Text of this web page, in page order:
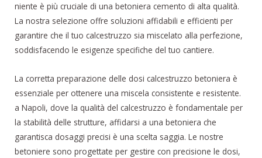
niente è più cruciale di una betoniera cemento di alta qualità.
La nostra selezione offre soluzioni affidabili e efficienti per
garantire che il tuo calcestruzzo sia miscelato alla perfezione,
soddisfacendo le esigenze specifiche del tuo cantiere.
La corretta preparazione delle dosi calcestruzzo betoniera è
essenziale per ottenere una miscela consistente e resistente.
a Napoli, dove la qualità del calcestruzzo è fondamentale per
la stabilità delle strutture, affidarsi a una betoniera che
garantisca dosaggi precisi è una scelta saggia. Le nostre
betoniere sono progettate per gestire con precisione le dosi,